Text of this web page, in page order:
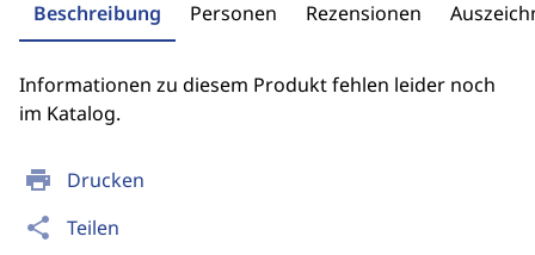
print Drucken
share Teilen
Beschreibung Personen Rezensionen
Informationen zu diesem Produkt fehlen leider noch
im Katalog.